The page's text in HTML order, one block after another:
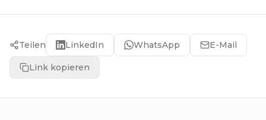
Teilen LinkedIn WhatsApp E-Mail
Link kopieren